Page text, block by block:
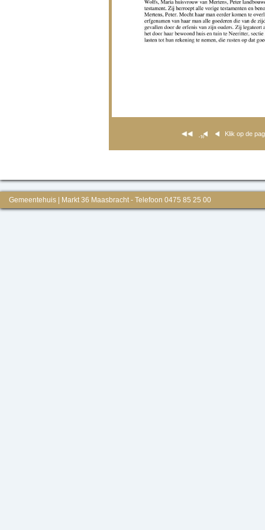
Klik op de
Gemeentehuis | Markt 36 Maasbracht - Telefoon 0475 85 25 00